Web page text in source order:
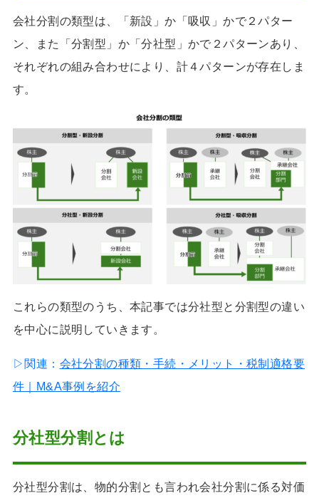
会社分割の類型は、「新設」か「吸収」かで２パター
ン、また「分割型」か「分社型」かで２パターンあり、
それぞれの組み合わせにより、計４パターンが存在しま
す。
これらの類型のうち、本記事では分社型と分割型の違い
を中心に説明していきます。
▷関連： 会社分割の種類・手続・メリット・税制適格要
件｜M&A事例を紹介
分社型分割とは
分社型分割は、物的分割とも言われ会社分割に係る対価